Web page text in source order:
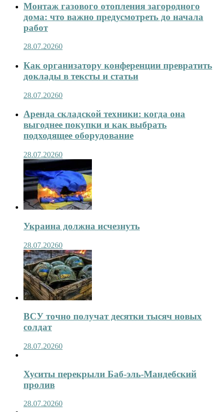
Монтаж газового отопления загородного
дома: что важно предусмотреть до начала
работ
28.07.20260
Как организатору конференции превратить
доклады в тексты и статьи
28.07.20260
Аренда складской техники: когда она
выгоднее покупки и как выбрать
подходящее оборудование
28.07.20260
Украина должна исчезнуть
28.07.20260
ВСУ точно получат десятки тысяч новых
солдат
28.07.20260
Хуситы перекрыли Баб-эль-Мандебский
пролив
28.07.20260